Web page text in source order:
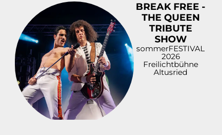
BREAK FREE -
THE QUEEN
TRIBUTE
SHOW
sommerFESTIVAL
2026
Freilichtbühne
Altusried